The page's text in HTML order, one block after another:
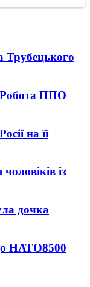
Трубецького
Робота ППО
на її
із
дочка
НАТО8500